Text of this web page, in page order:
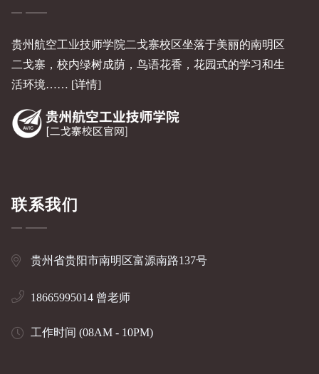
贵州航空工业技师学院二戈寨校区坐落于美丽的南明区
二戈寨，校内绿树成荫，鸟语花香，花园式的学习和生
活环境…… [详情]
联系我们
贵州省贵阳市南明区富源南路137号
18665995014 曾老师
工作时间 (08AM - 10PM)